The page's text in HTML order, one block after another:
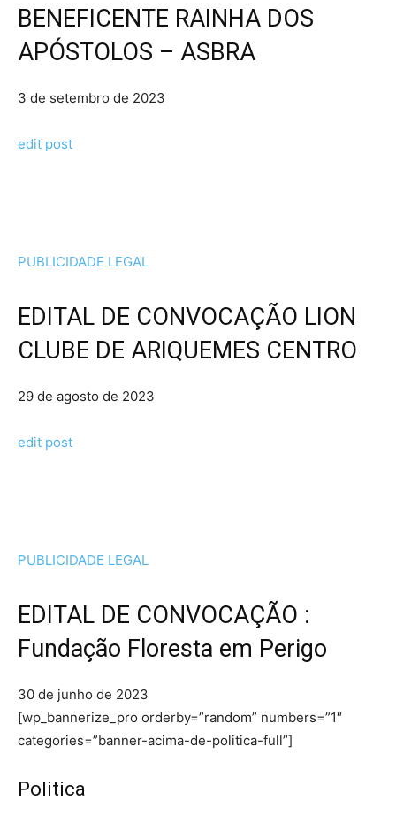
BENEFICENTE RAINHA DOS
APÓSTOLOS – ASBRA
3 de setembro de 2023
edit post
PUBLICIDADE LEGAL
EDITAL DE CONVOCAÇÃO LION
CLUBE DE ARIQUEMES CENTRO
29 de agosto de 2023
edit post
PUBLICIDADE LEGAL
EDITAL DE CONVOCAÇÃO :
Fundação Floresta em Perigo
30 de junho de 2023
[wp_bannerize_pro orderby=”random” numbers=”1″
categories=”banner-acima-de-politica-full”]
Politica